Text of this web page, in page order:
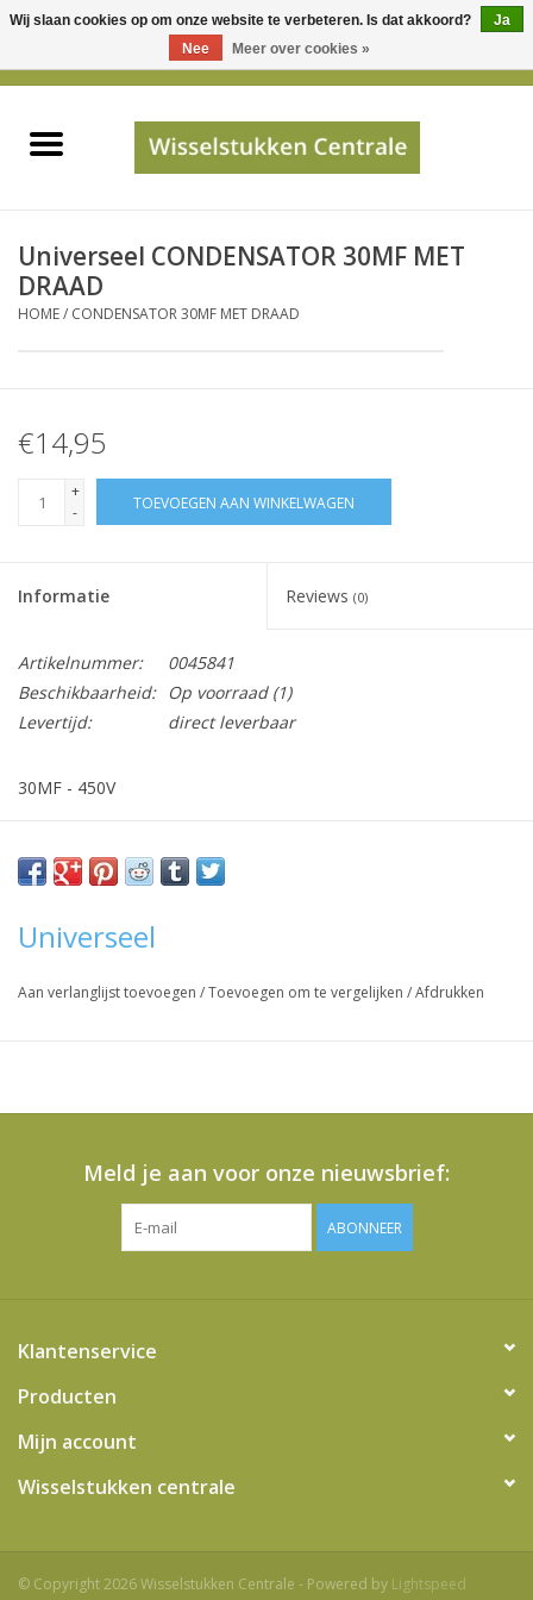
Gebruik
de
pijltjes
op
en
neer
beschikbaar
om
naar
zoekresultaat
Als
u
gebruiken.
PRIJSAANVRAAG
JUISTE GEGEVENS
Apparaten
Merken
Universeel CONDENSATOR 30MF MET
DRAAD
HOME/ CONDENSATOR 30MF MET DRAAD
€14,95
+
-
TOEVOEGEN AAN WINKELWAGEN
Informatie Reviews (0)
Artikelnummer:
0045841
Beschikbaarheid:
Op voorraad(1)
Levertijd:
direct leverbaar
30MF - 450V
Vraag hier meer informatie en prijzen over dit product
Universeel
Aan verlanglijst toevoegen /Toevoegen om te vergelijken /Afdrukken
Meld je aan voor onze nieuwsbrief:
ABONNEER
Klantenservice
Producten
Mijn account
Wisselstukken centrale
© Copyright 2026 Wisselstukken Centrale - Powered by Lightspeed
Wij slaan cookies op om onze website te verbeteren. Is dat akkoord?
Ja
Nee
Meer over cookies »